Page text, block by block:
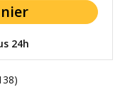
24h